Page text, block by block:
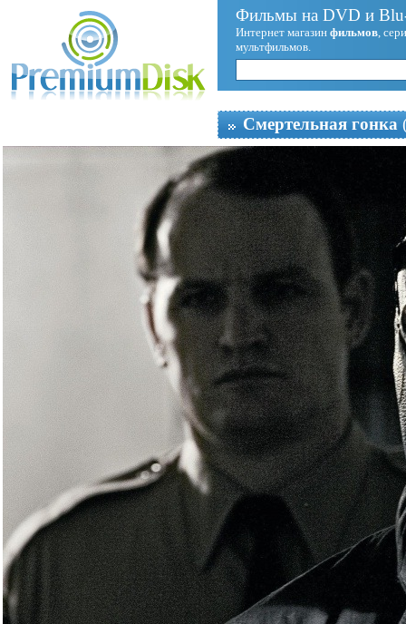
Фильмы на DVD и
Интернет магазин фильмов,
мультфильмов.
Смертельная гонка